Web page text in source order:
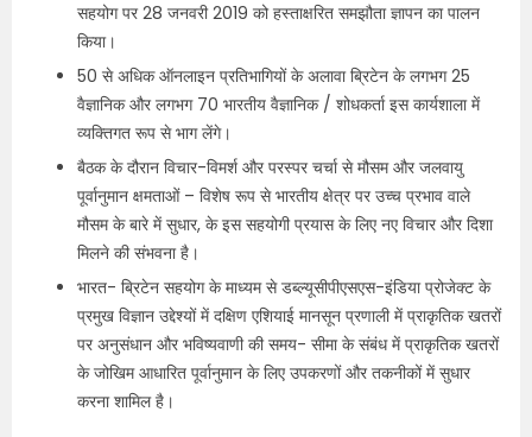
सहयोग पर 28 जनवरी 2019 को हस्ताक्षरित समझौता ज्ञापन का पालन
किया।
50 से अधिक ऑनलाइन प्रतिभागियों के अलावा ब्रिटेन के लगभग 25
वैज्ञानिक और लगभग 70 भारतीय वैज्ञानिक / शोधकर्ता इस कार्यशाला में
व्यक्तिगत रूप से भाग लेंगे।
बैठक के दौरान विचार-विमर्श और परस्पर चर्चा से मौसम और जलवायु
पूर्वानुमान क्षमताओं – विशेष रूप से भारतीय क्षेत्र पर उच्च प्रभाव वाले
मौसम के बारे में सुधार, के इस सहयोगी प्रयास के लिए नए विचार और दिशा
मिलने की संभवना है।
भारत- ब्रिटेन सहयोग के माध्यम से डब्ल्यूसीपीएसएस-इंडिया प्रोजेक्ट के
प्रमुख विज्ञान उद्देश्यों में दक्षिण एशियाई मानसून प्रणाली में प्राकृतिक खतरों
पर अनुसंधान और भविष्यवाणी की समय- सीमा के संबंध में प्राकृतिक खतरों
के जोखिम आधारित पूर्वानुमान के लिए उपकरणों और तकनीकों में सुधार
करना शामिल है।